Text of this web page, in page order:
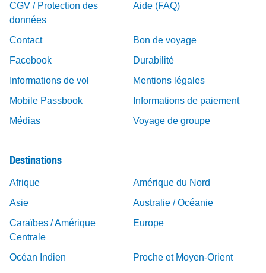
CGV / Protection des
données
Aide (FAQ)
Contact
Bon de voyage
Facebook
Durabilité
Informations de vol
Mentions légales
Mobile Passbook
Informations de paiement
Médias
Voyage de groupe
Destinations
Afrique
Amérique du Nord
Asie
Australie / Océanie
Caraïbes / Amérique
Centrale
Europe
Océan Indien
Proche et Moyen-Orient